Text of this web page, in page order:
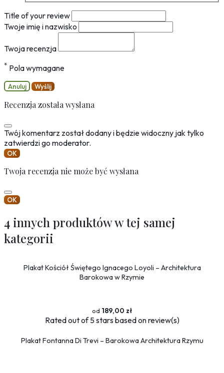
Title of your review
Twoje imię i nazwisko
Twoja recenzja
* Pola wymagane
Anuluj Wyślij
Recenzja została wysłana
Twój komentarz został dodany i będzie widoczny jak tylko
zatwierdzi go moderator.
OK
Twoja recenzja nie może być wysłana
OK
4 innych produktów w tej samej
kategorii
Plakat Kościół Świętego Ignacego Loyoli – Architektura
Barokowa w Rzymie
189,00 zł
Ratedout of 5 stars based onreview(s)
Plakat Fontanna Di Trevi – Barokowa Architektura Rzymu